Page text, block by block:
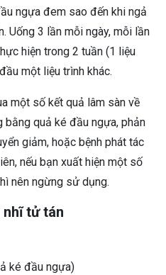
ngựa đem sao đến khi ngả
Uống 3 lần mỗi ngày, mỗi lần
hiện trong 2 tuần (1 liệu
một liệu trình khác.
một số kết quả lâm sàn về
quả ké đầu ngựa, phản
giảm, hoặc bệnh phát tác
nếu bạn xuất hiện một số
nên ngừng sử dụng.
tử tán
ké đầu ngựa)